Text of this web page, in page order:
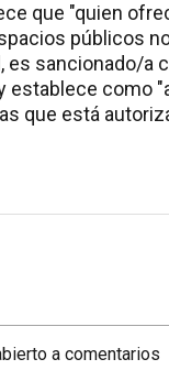
que "quien
públicos
sancionado/a
establece como
que está
a comentarios